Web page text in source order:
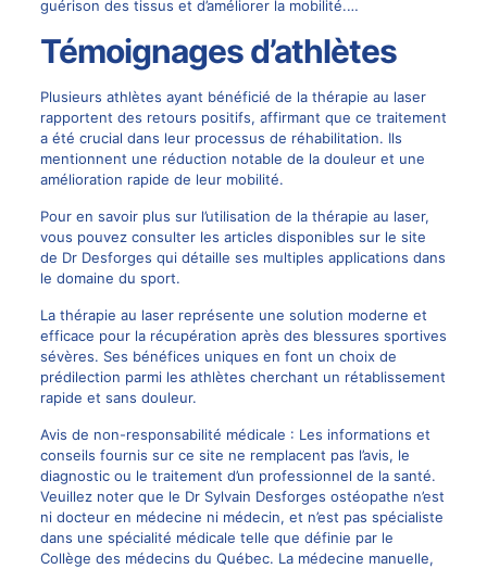
guérison des tissus et d’améliorer la mobilité.…
Témoignages d’athlètes
Plusieurs athlètes ayant bénéficié de la thérapie au laser
rapportent des retours positifs, affirmant que ce traitement
a été crucial dans leur processus de réhabilitation. Ils
mentionnent une réduction notable de la douleur et une
amélioration rapide de leur mobilité.
Pour en savoir plus sur l’utilisation de la thérapie au laser,
vous pouvez consulter les articles disponibles sur le site
de Dr Desforges qui détaille ses multiples applications dans
le domaine du sport.
La thérapie au laser représente une solution moderne et
efficace pour la récupération après des blessures sportives
sévères. Ses bénéfices uniques en font un choix de
prédilection parmi les athlètes cherchant un rétablissement
rapide et sans douleur.
Avis de non-responsabilité médicale : Les informations et
conseils fournis sur ce site ne remplacent pas l’avis, le
diagnostic ou le traitement d’un professionnel de la santé.
Veuillez noter que le Dr Sylvain Desforges ostéopathe n’est
ni docteur en médecine ni médecin, et n’est pas spécialiste
dans une spécialité médicale telle que définie par le
Collège des médecins du Québec. La médecine manuelle,